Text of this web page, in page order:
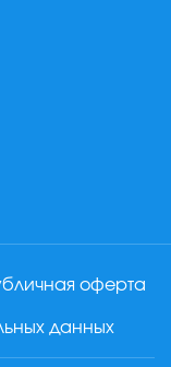
оферта
данных